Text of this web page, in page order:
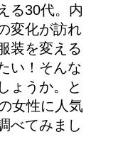
る30代。内
変化が訪れ
装を変える
い！そんな
ょうか。と
女性に人気
べてみまし